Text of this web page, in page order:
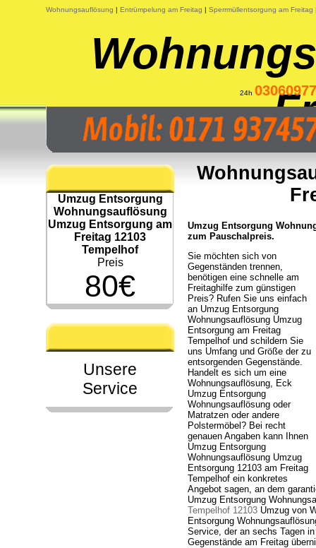
Wohnungsauflösung | Entrümpelung am Freitag | Sperrmüllentsorgung am Freitag
24h
Umzug Entsorgung
Wohnungsauflösung
Umzug Entsorgung am
Freitag 12103
Tempelhof
Preis
80€
Unsere
Service
Umzug Entsorgung
zum Pauschalpreis.
Sie möchten sich von
Gegenständen trennen,
benötigen eine schnelle am
Freitaghilfe zum günstigen
Preis? Rufen Sie uns einfach
an Umzug Entsorgung
Wohnungsauflösung Umzug
Entsorgung am Freitag
Tempelhof und schildern Sie
uns Umfang und Größe der zu
entsorgenden Gegenstände.
Handelt es sich um eine
Wohnungsauflösung, Eck
Umzug Entsorgung
Wohnungsauflösung oder
Matratzen oder andere
Polstermöbel? Bei recht
genauen Angaben kann Ihnen
Umzug Entsorgung
Wohnungsauflösung Umzug
Entsorgung 12103 am Freitag
Tempelhof ein konkretes
Angebot sagen, an dem
Umzug Entsorgung
Tempelhof 12103 Umzug von
Entsorgung
Service, der an sechs Tagen
Gegenstände am Freitag